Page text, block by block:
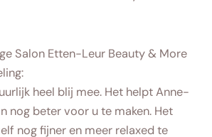
Salon Etten-Leur Beauty & More
heel blij mee. Het helpt Anne-
nog beter voor u te maken. Het
nog fijner en meer relaxed te